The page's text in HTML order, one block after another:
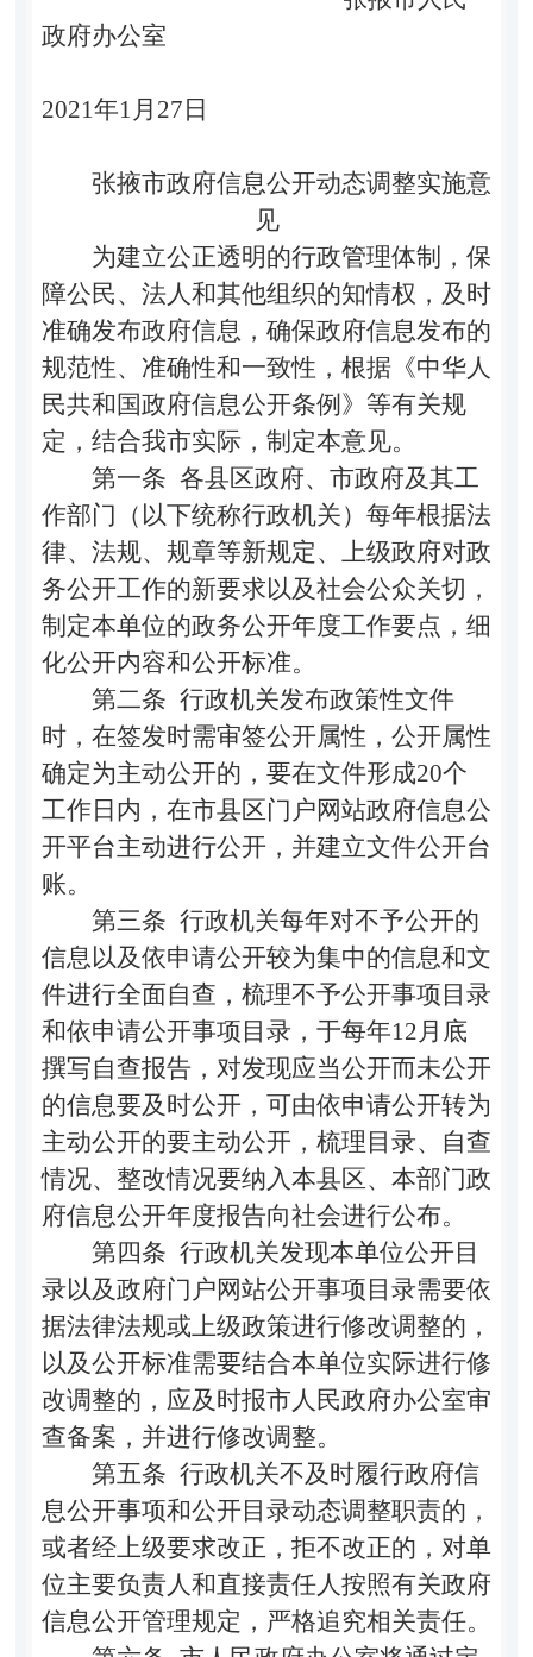
政府办公室
2021年1 月 27 日
张掖市政府信息公开动态调整实施意
见
为建立公正透明的行政管理体制 ， 保
障公民、法人和其他组织的知情权 ， 及时
准确发布政府信息，确保政府信息发布的
规范性、准确性和一致性，根据《中华人
民共和国政府信息公开条例》等有关规
定，结合我市实际，制定本意见。
第一条 各县区政府、市政府及其工
作部门（以下统称行政机关）每年根据法
律、法规、规章等新规定、上级政府对政
务公开工作的新要求以及社会公众关切，
制定本单位的政务公开年度工作要点，细
化公开内容和公开标准。
第二条 行政机关发布政策性文件
时，在签发时需审签公开属性，公开属性
确定为主动公开的，要在文件形成20个
工作日内，在市县区门户网站政府信息公
开平台主动进行公开，并建立文件公开台
账。
第三条 行政机关每年对不予公开的
信息以及依申请公开较为集中的信息和文
件进行全面自查，梳理不予公开事项目录
和依申请公开事项目录，于每年12 月底
撰写自查报告，对发现应当公开而未公开
的信息要及时公开，可由依申请公开转为
主动公开的要主动公开，梳理目录、自查
情况、整改情况要纳入本县区、本部门政
府信息公开年度报告向社会进行公布。
第四条 行政机关发现本单位公开目
录以及政府门户网站公开事项目录需要依
据法律法规或上级政策进行修改调整的，
以及公开标准需要结合本单位实际进行修
改调整的，应及时报市人民政府办公室审
查备案，并进行修改调整。
第五条 行政机关不及时履行政府信
息公开事项和公开目录动态调整职责的，
或者经上级要求改正，拒不改正的，对单
位主要负责人和直接责任人按照有关政府
信息公开管理规定，严格追究相关责任。